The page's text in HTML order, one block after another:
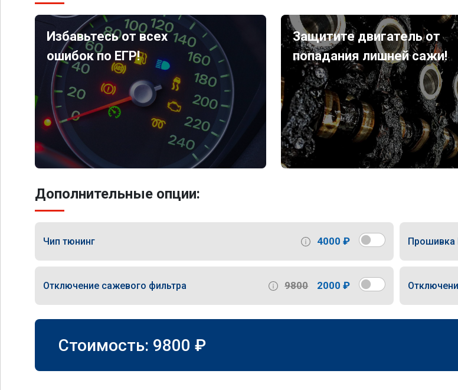
Избавьтесь от всех
ошибок по ЕГР!
Защитите двигатель от
попадания лишней сажи!
Дополнительные опции:
Чип тюнинг 4000 ₽ Прошивка
Отключение сажевого фильтра 9800 2000 ₽
Стоимость: 9800 ₽